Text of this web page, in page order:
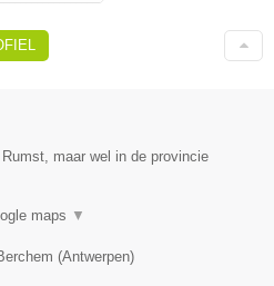
maar wel in de provincie
maps ▼
(Antwerpen)